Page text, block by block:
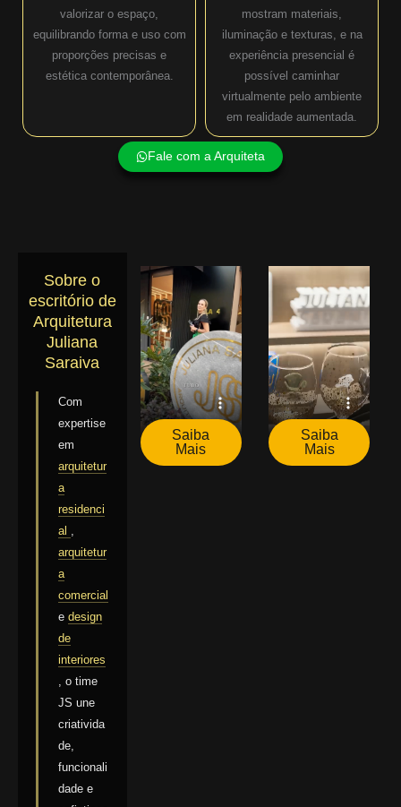
valorizar o espaço,
equilibrando forma e uso com
proporções precisas e
estética contemporânea.
mostram materiais,
iluminação e texturas, e na
experiência presencial é
possível caminhar
virtualmente pelo ambiente
em realidade aumentada.
Fale com a Arquiteta
Sobre o
escritório de
Arquitetura
Juliana
Saraiva
Com
expertise
em
arquitetur
a
residenci
al
arquitetur
a
comercial
e design
de
interiores
, o time
JS une
criativida
de,
funcionali
dade e
Saiba
Mais
Saiba
Mais